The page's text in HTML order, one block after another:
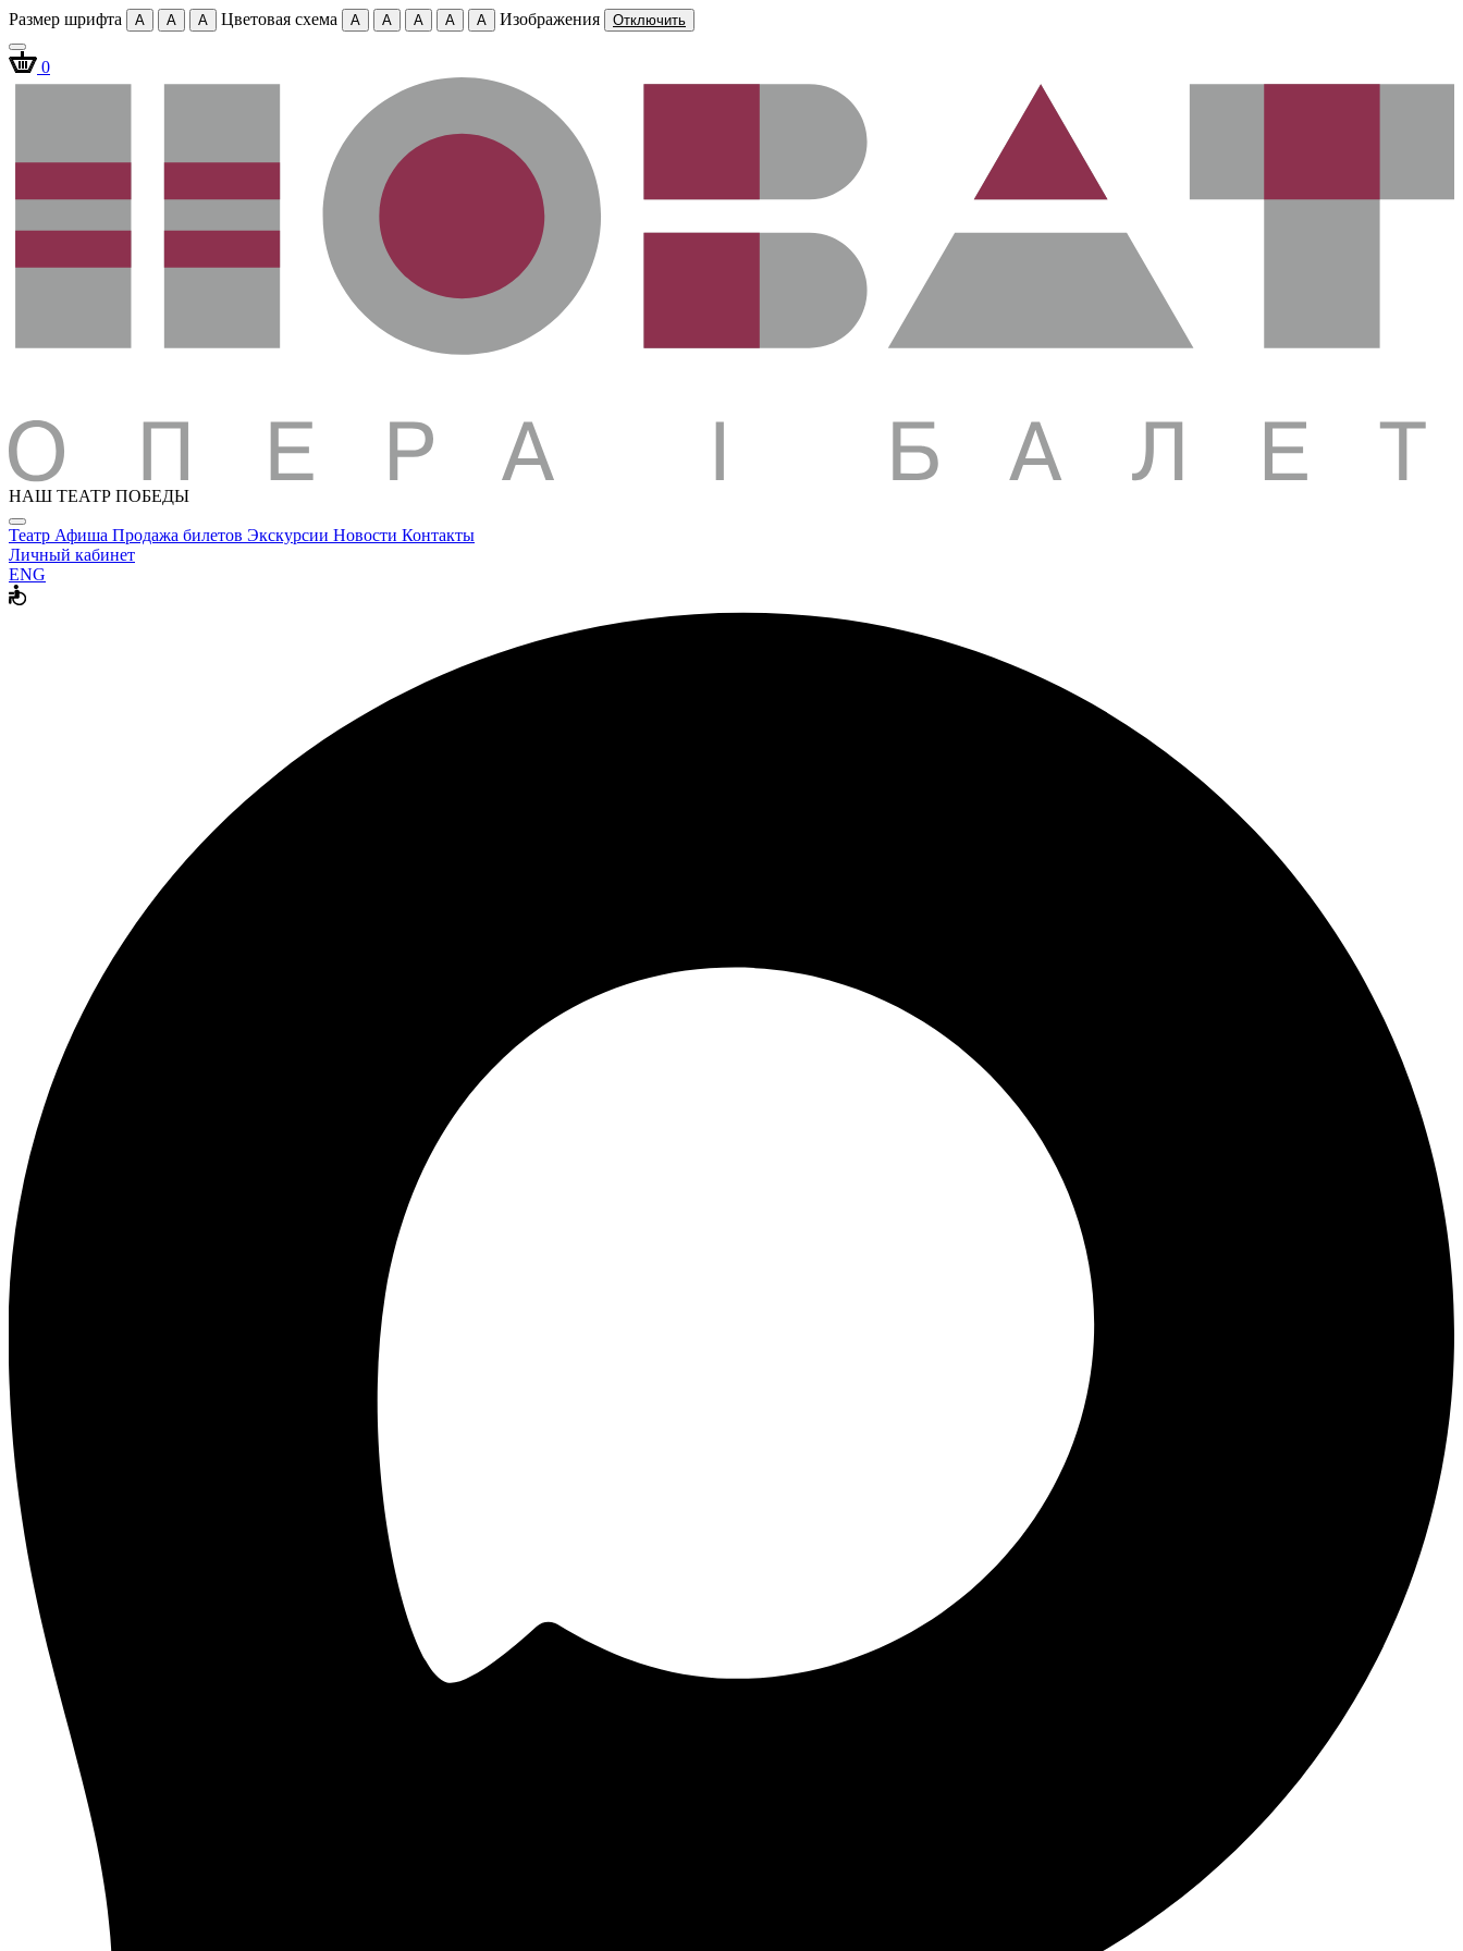
Размер шрифта A A A Цветовая схема A A A A A Изображения Отключить
0
НАШ ТЕАТР ПОБЕДЫ
Театр Афиша Продажа билетов Экскурсии Новости Контакты
Личный кабинет
ENG